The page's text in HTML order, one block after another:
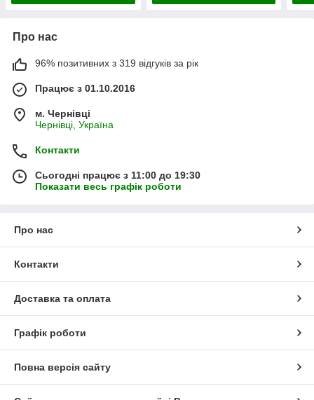
Про нас
96% позитивних з 319 відгуків за рік
Працює з 01.10.2016
м. Чернівці
Чернівці, Україна
Контакти
Сьогодні працює з 11:00 до 19:30
Показати весь графік роботи
Про нас
Контакти
Доставка та оплата
Графік роботи
Повна версія сайту